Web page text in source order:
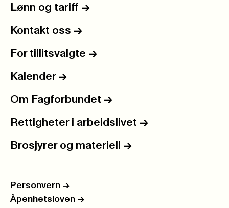
Lønn og tariff ->
Kontakt oss ->
For tillitsvalgte ->
Kalender ->
Om Fagforbundet ->
Rettigheter i arbeidslivet ->
Brosjyrer og materiell ->
Personvern ->
Åpenhetsloven ->